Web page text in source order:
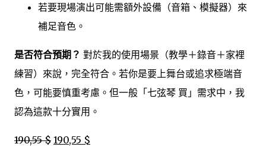
若要現場演出可能需額外設備（音箱、模擬器）來
補足音色。
是否符合預期？ 對於我的使用場景（教學＋錄音＋家裡
練習）來說，完全符合。若你是要上舞台或追求極端音
色，可能要慎重考慮。但一般「七弦琴 買」需求中，我
認為這款十分實用。
190,55 $ 190,55 $